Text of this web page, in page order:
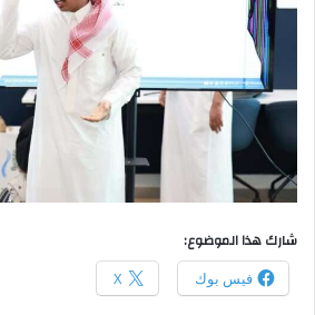
شارك هذا الموضوع:
فيس بوك X